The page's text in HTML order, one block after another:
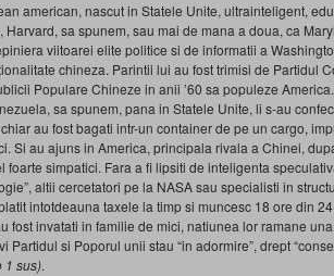
american, nascut in Statele Unite, ultrainteligent,
sa spunem, sau mai de mana a doua, ca
viitoarei elite politice si de informatii a
chineza. Parintii lui au fost trimisi de Partidul
Populare Chineze in anii ’60 sa populeze
sa spunem, pana in Statele Unite, li s-au
au fost bagati intr-un container de pe un cargo,
Si au ajuns in America, principala rivala a Chinei,
foarte simpatici. Fara a fi lipsiti de inteligenta
altii cercetatori pe la NASA sau specialisti in
intotdeauna taxele la timp si muncesc 18 ore din
fost invatati in familie de mici, natiunea lor ramane
Partidul si Poporul unii stau “in adormire”, drept
1 sus).